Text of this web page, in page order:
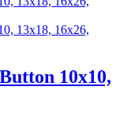
10x10,